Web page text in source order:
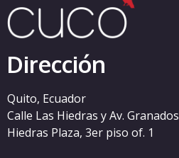
Dirección
Quito, Ecuador
Calle Las Hiedras y Av. Granados
Hiedras Plaza, 3er piso of. 1